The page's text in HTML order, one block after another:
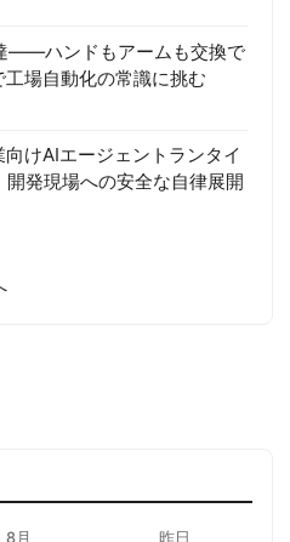
——ハンドもアームも交換で
場自動化の常識に挑む
けAIエージェントランタイ
発現場への安全な自律展開
8月 昨日